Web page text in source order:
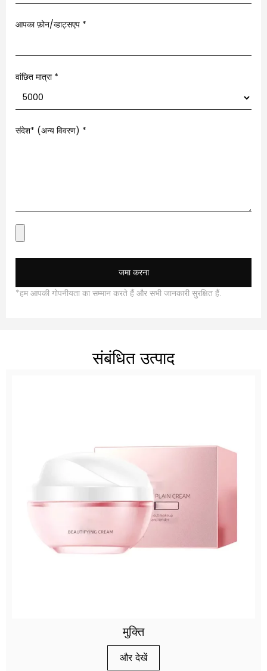
आपका फ़ोन/व्हाट्सएप *
वांछित मात्रा *
संदेश* (अन्य विवरण) *
जमा करना
*हम आपकी गोपनीयता का सम्मान करते हैं और सभी जानकारी सुरक्षित हैं.
संबंधित उत्पाद
मुक्ति
और देखें